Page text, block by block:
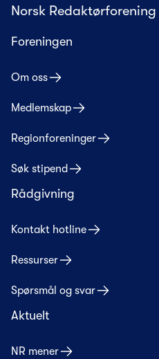
Norsk Redaktørforening
Foreningen
Om oss
Medlemskap
Regionforeninger
Søk stipend
Rådgivning
Kontakt hotline
Ressurser
Spørsmål og svar
Aktuelt
NR mener